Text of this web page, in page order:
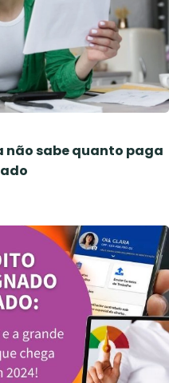
não sabe quanto paga